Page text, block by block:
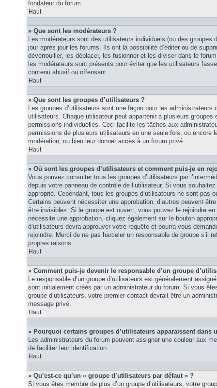
fondateur du forum.
Haut
» Que sont les modérateurs ?
Les modérateurs sont des utilisateurs individuels (ou des groupes
jour après jour les forums. Ils ont la possibilité d’éditer ou de
déverrouiller, les déplacer, les fusionner et les diviser dans le
les modérateurs sont présents pour éviter que les utilisateurs
contenu abusif ou offensant.
Haut
» Que sont les groupes d’utilisateurs ?
Les groupes d’utilisateurs sont une façon pour les administrateurs
utilisateurs. Chaque utilisateur peut appartenir à plusieurs groupes
permissions individuelles. Ceci facilite les tâches aux
permissions de plusieurs utilisateurs en une seule fois, ou encore
modération, ou bien leur donner accès à un forum privé.
Haut
» Où sont les groupes d’utilisateurs et comment puis-je en
Vous pouvez consulter tous les groupes d’utilisateurs par
depuis votre panneau de contrôle de l’utilisateur. Si vous
approprié. Cependant, tous les groupes d’utilisateurs ne sont pas
Certains peuvent nécessiter une approbation, d’autres peuvent
être invisibles. Si le groupe est ouvert, vous pouvez le rejoindre en
nécessite une approbation, cliquez également sur le bouton
d’utilisateurs devra approuver votre requête et pourra vous
rejoindre. Merci de ne pas harceler un responsable de groupe s’il
propres raisons.
Haut
» Comment puis-je devenir le responsable d’un groupe
Le responsable d’un groupe d’utilisateurs est généralement
sont initialement créés par un administrateur du forum. Si vous
groupe d’utilisateurs, votre premier contact devrait être un
message privé.
Haut
» Pourquoi certains groupes d’utilisateurs apparaissent dans
Les administrateurs du forum peuvent assigner une couleur aux
de faciliter leur identification.
Haut
» Qu’est-ce qu’un « groupe d’utilisateurs par défaut » ?
Si vous êtes membre de plus d’un groupe d’utilisateurs, votre